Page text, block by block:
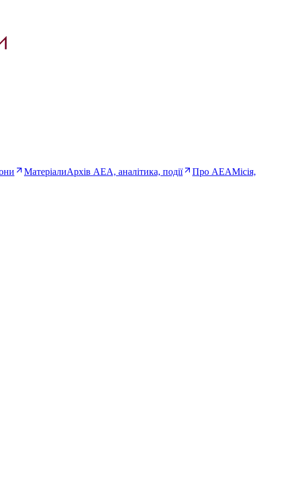
МатеріалиАрхів AEA, аналітика, події Про AEAМісія,